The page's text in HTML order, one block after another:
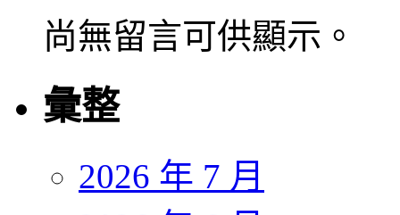
尚無留言可供顯示。
彙整
2026 年 7 月